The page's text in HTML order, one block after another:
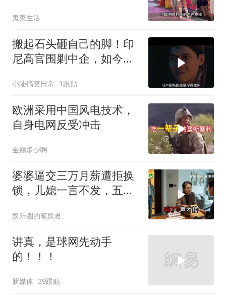
鬼菜生活
搬起石头砸自己的脚！印
尼高官围剿中企，如今烂
小陆搞笑日常 1跟贴
欧洲采用中国风电技术，
自身电网反受冲击
金额多少啊
婆婆逼交三万月薪遭拒换
锁，儿媳一言不发，五天
娱乐圈的笔娱君
讲真，是球网先动手
的！！！
新媒体 39跟贴